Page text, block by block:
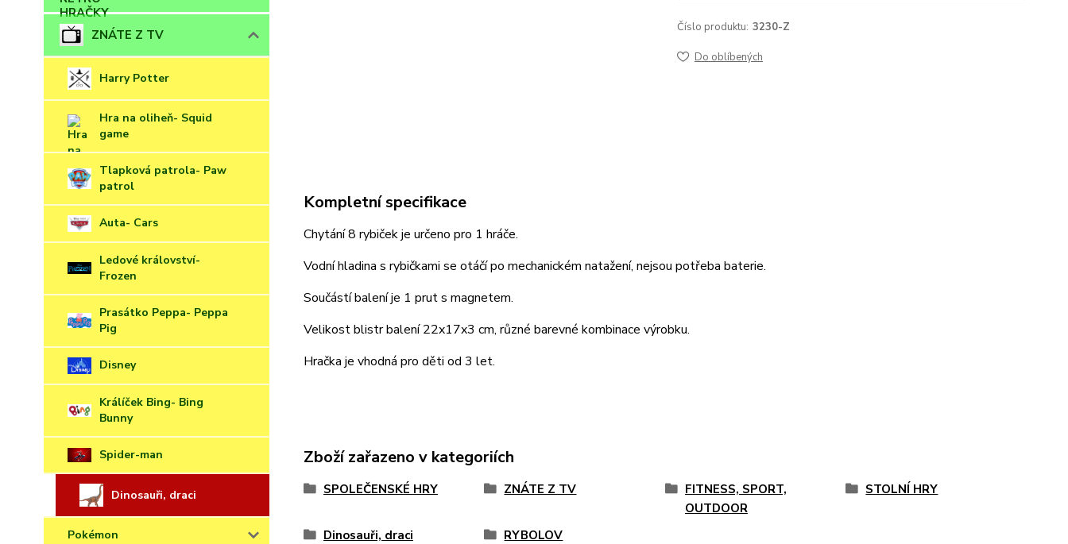
ZNÁTE Z TV
Harry Potter
Hra na oliheň- Squid
game
Tlapková patrola- Paw
patrol
Auta- Cars
Ledové království-
Frozen
Prasátko Peppa- Peppa
Pig
Disney
Králíček Bing- Bing
Bunny
Spider-man
Dinosauři, draci
Pokémon
Číslo produktu: 3230-Z
Do oblíbených
Kompletní specifikace
Chytání 8 rybiček je určeno pro 1 hráče.
Vodní hladina s rybičkami se otáčí po mechanickém natažení, nejsou potřeba baterie.
Součástí balení je 1 prut s magnetem.
Velikost blistr balení 22x17x3 cm, různé barevné kombinace výrobku.
Hračka je vhodná pro děti od 3 let.
Zboží zařazeno v kategoriích
SPOLEČENSKÉ HRY ZNÁTE Z TV
FITNESS, SPORT,
OUTDOOR
STOLNÍ HRY
Dinosauři, draci RYBOLOV